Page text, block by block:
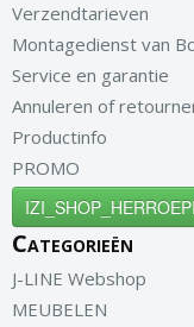
Verzendtarieven
Montagedienst van
Service en garantie
Annuleren of
Productinfo
PROMO
Categorieën
J-LINE Webshop
MEUBELEN